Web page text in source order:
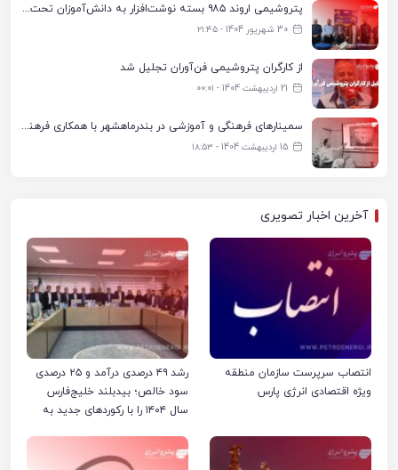
پتروشیمی اروند ۹۸۵ بسته نوشت‌افزار به دانش‌آموزان تحت پوشش کمیته امداد بندرماهشهر اهدا کرد
30 شهریور 1404 - ۲۱:۴۵
از کارگران پتروشیمی فن‌آوران تجلیل شد
21 اردیبهشت 1404 - ۰۰:۰۱
سمینارهای فرهنگی و آموزشی در بندرماهشهر با همکاری فرهنگ‌سرای پتروشیمی مارون
15 اردیبهشت 1404 - ۱۸:۵۳
آخرین اخبار تصویری
انتصاب سرپرست سازمان منطقه
ویژه اقتصادی انرژی پارس
رشد ۴۹ درصدی درآمد و ۲۵ درصدی
سود خالص؛ بیدبلند خلیج‌فارس
سال ۱۴۰۴ را با رکوردهای جدید به